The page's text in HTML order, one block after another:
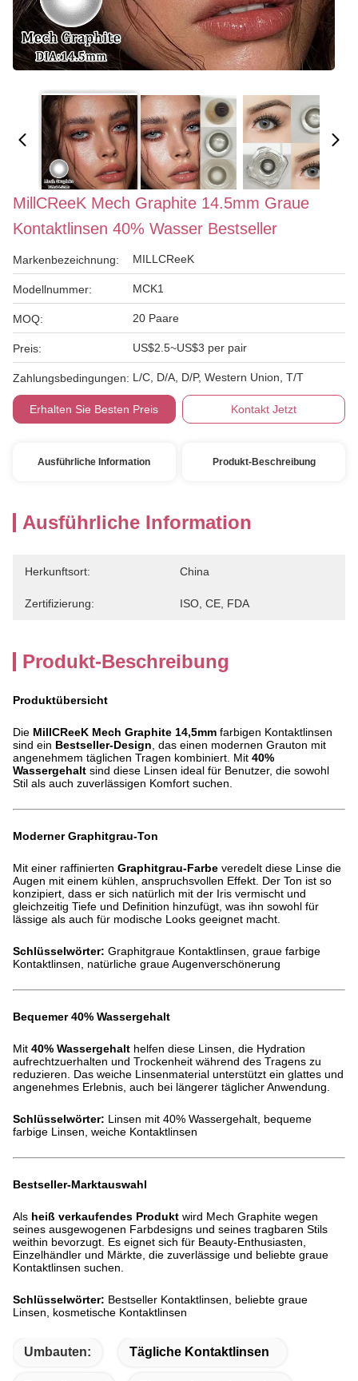
MillCReeK Mech Graphite 14.5mm Graue
Kontaktlinsen 40% Wasser Bestseller
Markenbezeichnung: MILLCReeK
Modellnummer: MCK1
MOQ: 20 Paare
Preis: US$2.5~US$3 per pair
Zahlungsbedingungen: L/C, D/A, D/P, Western Union, T/T
Erhalten Sie Besten Preis Kontakt Jetzt
Ausführliche Information Produkt-Beschreibung
Ausführliche Information
Herkunftsort: China
Zertifizierung: ISO, CE, FDA
Produkt-Beschreibung
Produktübersicht
Die MillCReeK Mech Graphite 14,5mm farbigen Kontaktlinsen
sind ein Bestseller-Design , das einen modernen Grauton mit
angenehmem täglichen Tragen kombiniert. Mit 40%
Wassergehalt sind diese Linsen ideal für Benutzer, die sowohl
Stil als auch zuverlässigen Komfort suchen.
Moderner Graphitgrau-Ton
Mit einer raffinierten Graphitgrau-Farbe veredelt diese Linse die
Augen mit einem kühlen, anspruchsvollen Effekt. Der Ton ist so
konzipiert, dass er sich natürlich mit der Iris vermischt und
gleichzeitig Tiefe und Definition hinzufügt, was ihn sowohl für
lässige als auch für modische Looks geeignet macht.
Schlüsselwörter: Graphitgraue Kontaktlinsen, graue farbige
Kontaktlinsen, natürliche graue Augenverschönerung
Bequemer 40% Wassergehalt
Mit 40% Wassergehalt helfen diese Linsen, die Hydration
aufrechtzuerhalten und Trockenheit während des Tragens zu
reduzieren. Das weiche Linsenmaterial unterstützt ein glattes und
angenehmes Erlebnis, auch bei längerer täglicher Anwendung.
Schlüsselwörter: Linsen mit 40% Wassergehalt, bequeme
farbige Linsen, weiche Kontaktlinsen
Bestseller-Marktauswahl
Als heiß verkaufendes Produkt wird Mech Graphite wegen
seines ausgewogenen Farbdesigns und seines tragbaren Stils
weithin bevorzugt. Es eignet sich für Beauty-Enthusiasten,
Einzelhändler und Märkte, die zuverlässige und beliebte graue
Kontaktlinsen suchen.
Schlüsselwörter: Bestseller Kontaktlinsen, beliebte graue
Linsen, kosmetische Kontaktlinsen
Umbauten: Tägliche Kontaktlinsen